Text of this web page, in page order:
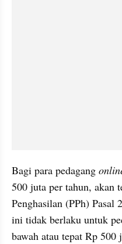
Bagi para pedagang
500 juta per tahun, akan
Penghasilan (PPh) Pasal
ini tidak berlaku untuk
bawah atau tepat Rp 500